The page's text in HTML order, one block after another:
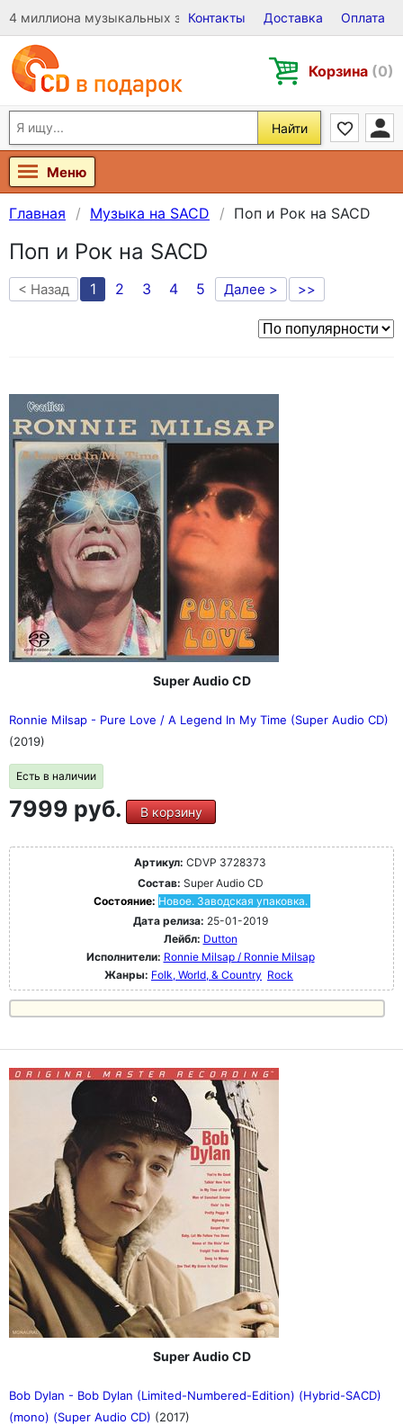
4 миллиона музыкальных записей на Виниле, CD и DVD
Контакты Доставка Оплата
Корзина (0)
Найти
Меню
Главная Музыка на SACD Поп и Рок на SACD
Поп и Рок на SACD
< Назад 1 2 3 4 5 Далее > >>
Super Audio CD
Ronnie Milsap - Pure Love / A Legend In My Time (Super Audio CD)
(2019)
Есть в наличии
7999 руб. В корзину
Артикул: CDVP 3728373
Состав: Super Audio CD
Состояние: Новое. Заводская упаковка.
Дата релиза: 25-01-2019
Лейбл: Dutton
Исполнители: Ronnie Milsap / Ronnie Milsap
Жанры: Folk, World, & Country Rock
Super Audio CD
Bob Dylan - Bob Dylan (Limited-Numbered-Edition) (Hybrid-SACD)
(mono) (Super Audio CD) (2017)